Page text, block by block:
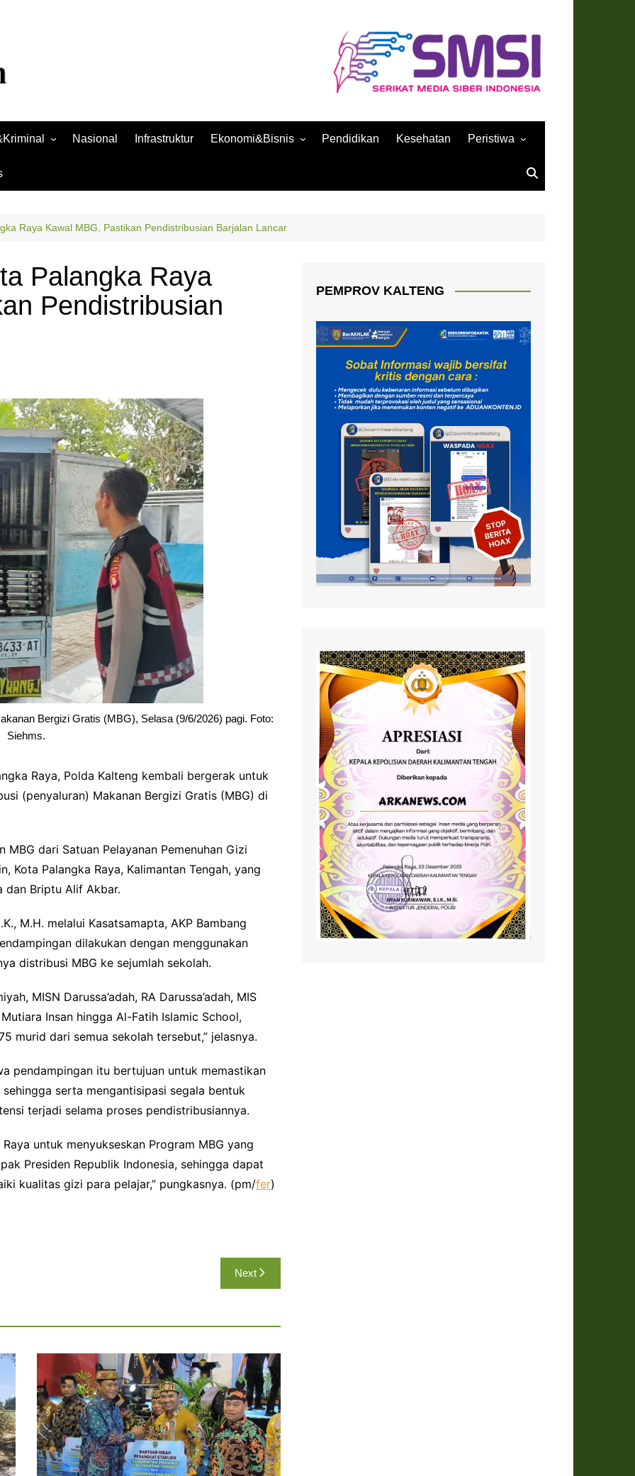
Nasional Infrastruktur Ekonomi&Bisnis
Ekonomi
Pendidikan Kesehatan Peristiwa
Raya Kawal MBG, Pastikan Pendistribusian Barjalan Lancar
Palangka Raya
Pendistribusian
Bergizi Gratis (MBG), Selasa (9/6/2026) pagi. Foto:
Siehms.
Raya, Polda Kalteng kembali bergerak untuk
(penyaluran) Makanan Bergizi Gratis (MBG) di
dari Satuan Pelayanan Pemenuhan Gizi
Kota Palangka Raya, Kalimantan Tengah, yang
dan Briptu Alif Akbar.
M.H. melalui Kasatsamapta, AKP Bambang
dilakukan dengan menggunakan
distribusi MBG ke sejumlah sekolah.
MISN Darussa’adah, RA Darussa’adah, MIS
Insan hingga Al-Fatih Islamic School,
murid dari semua sekolah tersebut,” jelasnya.
pendampingan itu bertujuan untuk memastikan
serta mengantisipasi segala bentuk
terjadi selama proses pendistribusiannya.
untuk menyukseskan Program MBG yang
Presiden Republik Indonesia, sehingga dapat
kualitas gizi para pelajar,” pungkasnya. (pm/fer)
Next
PEMPROV KALTENG